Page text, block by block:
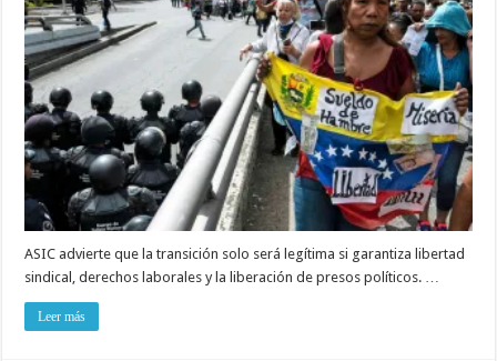
ASIC advierte que la transición solo será legítima si garantiza libertad
sindical, derechos laborales y la liberación de presos políticos. …
Leer más